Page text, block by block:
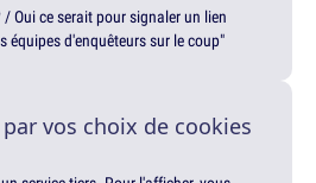
/ Oui ce serait pour signaler un lien
équipes d'enquêteurs sur le coup"
vos choix de cookies